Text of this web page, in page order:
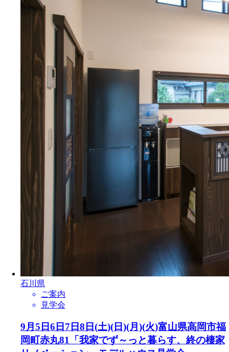
石川県
ご案内
見学会
9月5日6日7日8日(土)(日)(月)(火)富山県高岡市福
岡町赤丸81「我家でず～っと暮らす、終の棲家